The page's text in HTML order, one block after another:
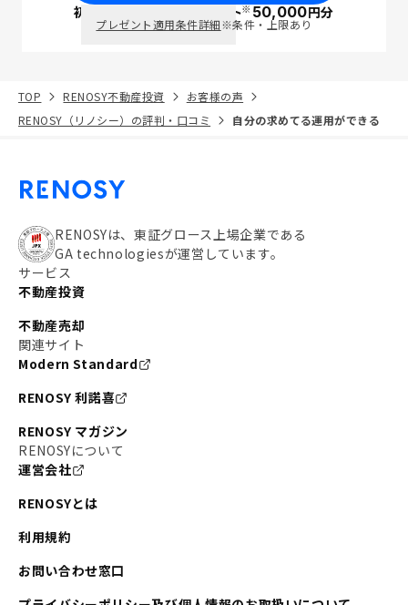
初回面談で ポイント※50,000円分
プレゼント適用条件詳細※条件・上限あり
TOP RENOSY不動産投資
お客様の声
RENOSY（リノシー）の評判・口コミ
自分の求めてる運用ができる
RENOSYは、東証グロース上場企業である
GA technologiesが運営しています。
サービス
不動産投資
不動産売却
関連サイト
Modern Standard
RENOSY 利諾喜
RENOSY マガジン
RENOSYについて
運営会社
RENOSYとは
利用規約
お問い合わせ窓口